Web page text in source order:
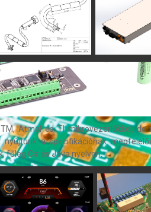
Atmel és TI mikrovezérlőkkel, de
a specifikációnak
főleg C# és Java nyelven.